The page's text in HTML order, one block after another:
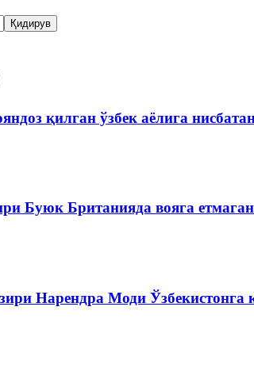
қилган ўзбек аёлига
Буюк Британияда вояга
Нарендра Моди Ўзбекистонга